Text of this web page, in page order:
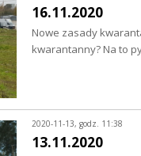
16.11.2020
Nowe zasady
kwarantanny? Na to
2020-11-13, godz. 11:38
13.11.2020